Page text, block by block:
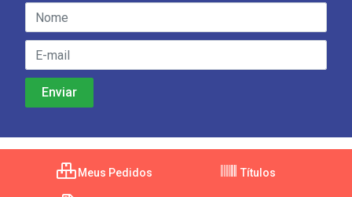
Meus Pedidos Títulos